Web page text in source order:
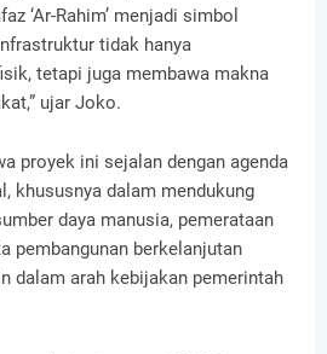
‘Ar-Rahim’ menjadi simbol
tidak hanya
tetapi juga membawa makna
ujar Joko.
proyek ini sejalan dengan agenda
khususnya dalam mendukung
daya manusia, pemerataan
pembangunan berkelanjutan
dalam arah kebijakan pemerintah